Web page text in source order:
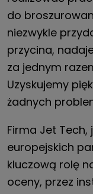
do
niezwykle
przycina,
za jednym
Uzyskujemy
żadnych
Firma Jet Tech,
europejskich
kluczową rolę
oceny, przez